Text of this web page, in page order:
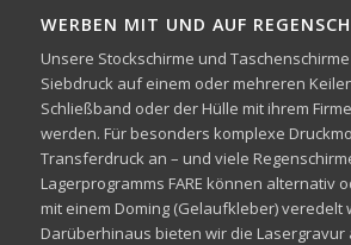
WERBEN MIT UND AUF
Unsere Stockschirme und
Siebdruck auf einem oder mehreren
Schließband oder der Hülle mit ihrem
werden. Für besonders komplexe
Transferdruck an – und viele
Lagerprogramms FARE können alternativ
mit einem Doming (Gelaufkleber) veredelt
Darüberhinaus bieten wir die Lasergravur